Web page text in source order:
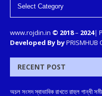
www.rojdin.in © 2018– 2024|
Developed By byPRISMHUB
RECENT POST
অচল সংসদ স্বাভাবিক রাখতে রাহুল গান্ধী